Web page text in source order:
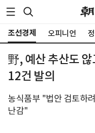
조선경제 오피니언
野, 예산 추산도
12건 발의
농식품부 "법안 검토하
난감"